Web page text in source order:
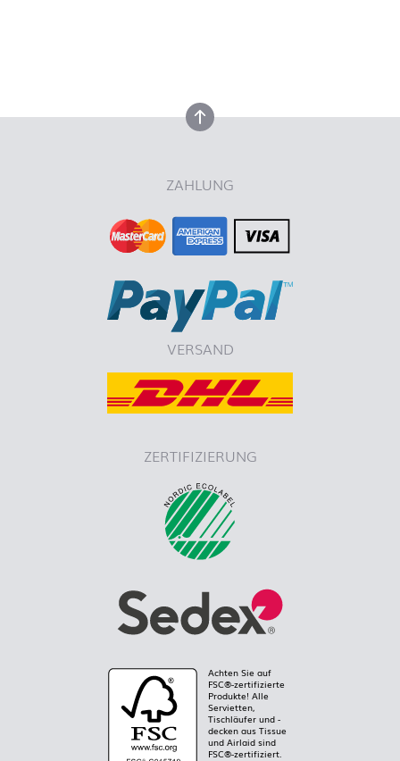
nach oben
ZAHLUNG
VERSAND
ZERTIFIZIERUNG
Achten Sie auf
FSC®-zertifizierte
Produkte! Alle
Servietten,
Tischläufer und -
decken aus Tissue
und Airlaid sind
FSC®-zertifiziert.